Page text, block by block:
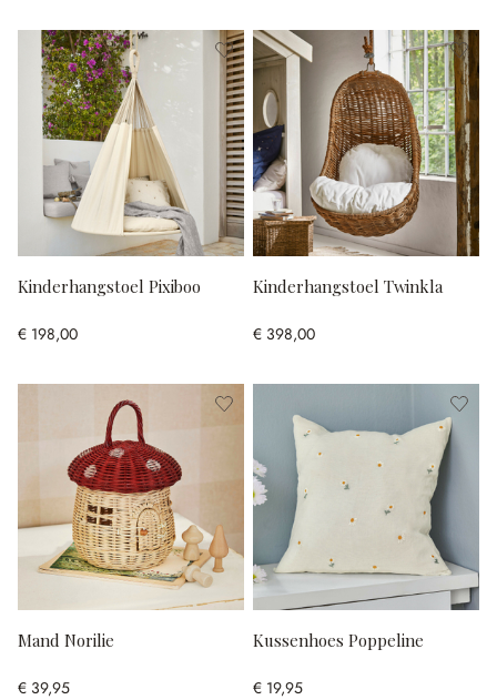
Kinderhangstoel Pixiboo
€ 198,00
Kinderhangstoel Twinkla
€ 398,00
Mand Norilie
€ 39,95
Kussenhoes Poppeline
€ 19,95